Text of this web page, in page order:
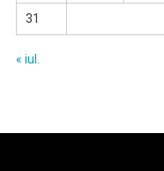
31
« iul.